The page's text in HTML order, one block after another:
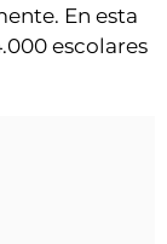
En esta
escolares